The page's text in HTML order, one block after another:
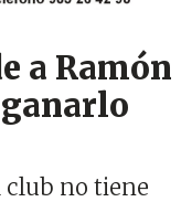
a Ramón
club no tiene